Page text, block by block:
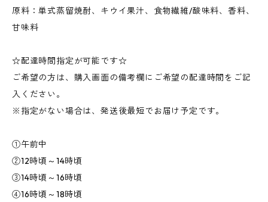
原料：単式蒸留焼酎、キウイ果汁、食物繊維/酸味料、香料、
甘味料
☆配達時間指定が可能です☆
ご希望の方は、購入画面の備考欄にご希望の配達時間をご記
入ください。
※指定がない場合は、発送後最短でお届け予定です。
①午前中
②12時頃～14時頃
③14時頃～16時頃
④16時頃～18時頃